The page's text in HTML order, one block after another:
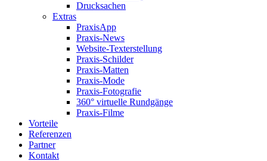
Drucksachen
Extras
PraxisApp
Praxis-News
Website-Texterstellung
Praxis-Schilder
Praxis-Matten
Praxis-Mode
Praxis-Fotografie
360° virtuelle Rundgänge
Praxis-Filme
Vorteile
Referenzen
Partner
Kontakt